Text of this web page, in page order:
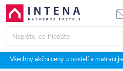
Přejít
obsah
Všechny akční ceny u postelí a matrací